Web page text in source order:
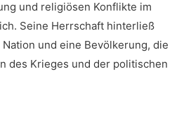
und religiösen Konflikte im
Seine Herrschaft⁢ hinterließ
und eine Bevölkerung, die⁤
des Krieges ⁣und der politischen